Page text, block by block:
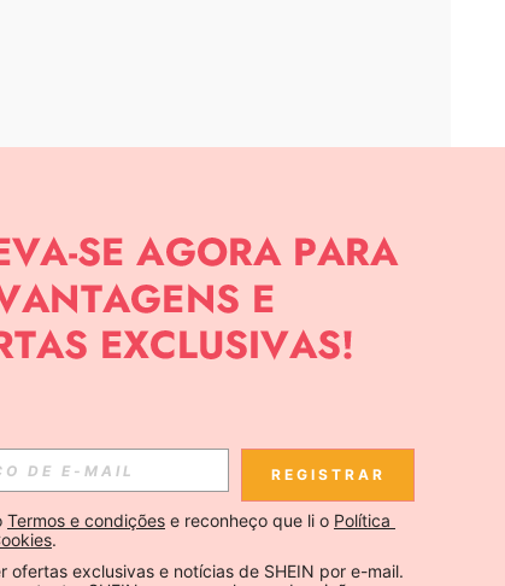
APP
SHEIN.
REGISTRAR
Termos e condições e reconheço que li o Política
.
ofertas exclusivas e notícias de SHEIN por e-mail.